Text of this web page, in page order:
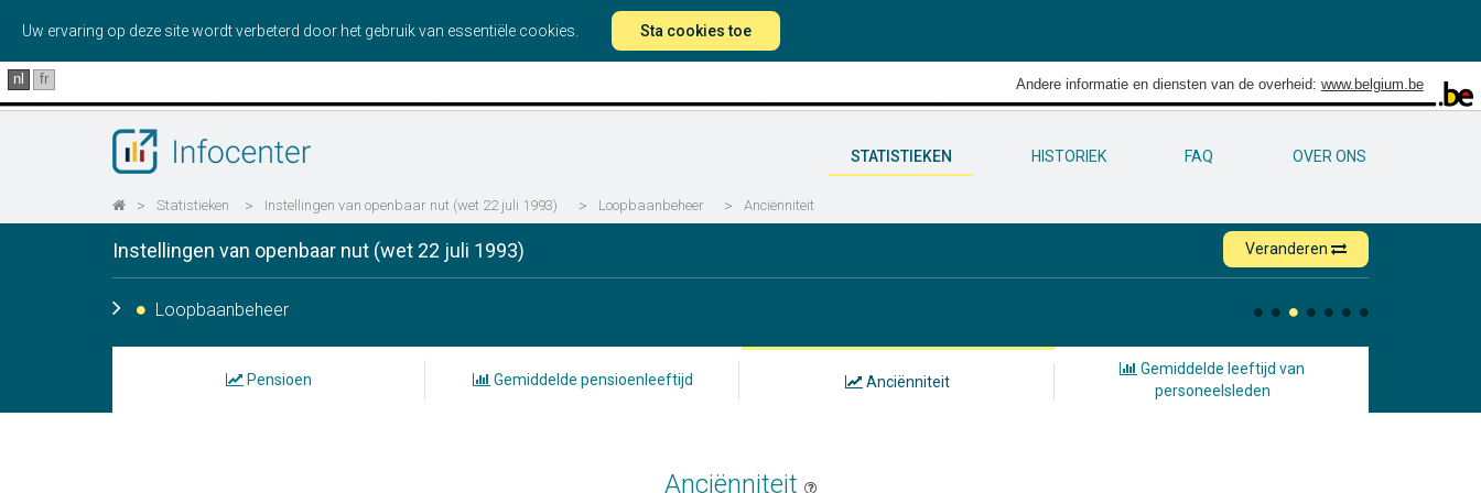
Uw ervaring op deze site wordt verbeterd door het gebruik van essentiële cookies. Sta cookies toe
nl fr Andere informatie en diensten van de overheid: www.belgium.be
STATISTIEKEN HISTORIEK FAQ OVER ONS
> Statistieken > Instellingen van openbaar nut (wet 22 juli 1993) > Loopbaanbeheer > Anciënniteit
Instellingen van openbaar nut (wet 22 juli 1993) Veranderen
Loopbaanbeheer
Pensioen Gemiddelde pensioenleeftijd Anciënniteit
Gemiddelde leeftijd van
personeelsleden
Anciënniteit